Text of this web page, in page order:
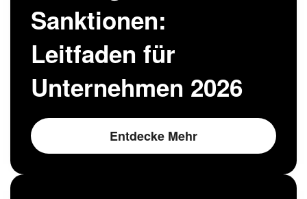
Sanktionen:
Leitfaden für
Unternehmen 2026
Entdecke Mehr